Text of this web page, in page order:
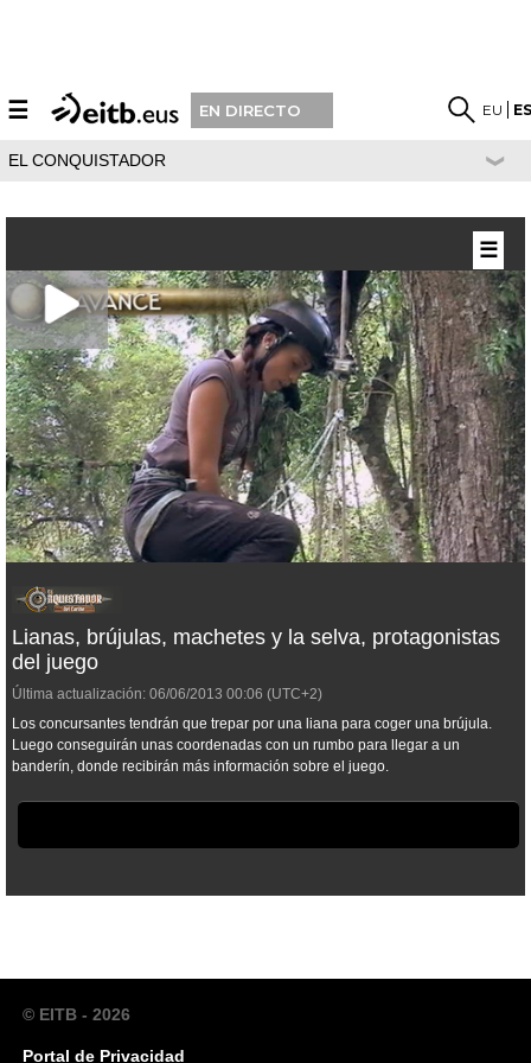
☰ EN DIRECTO EU
EL CONQUISTADOR
Lianas, brújulas, machetes y la selva, protagonistas
del juego
Última actualización: 06/06/2013 00:06 (UTC+2)
Los concursantes tendrán que trepar por una liana para coger una brújula.
Luego conseguirán unas coordenadas con un rumbo para llegar a un
banderín, donde recibirán más información sobre el juego.
☰
© EITB - 2026
Portal de Privacidad